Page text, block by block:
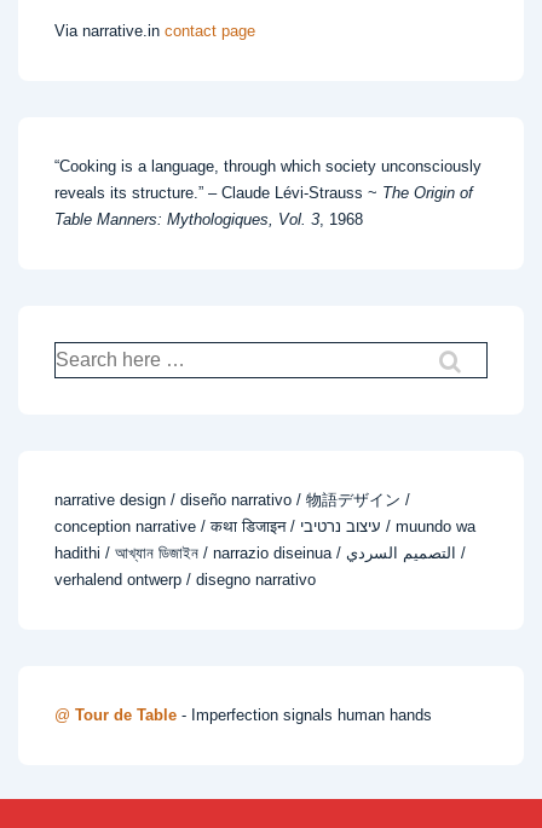
Via narrative.in contact page
“Cooking is a language, through which society unconsciously
reveals its structure.” – Claude Lévi-Strauss ~ The Origin of
Table Manners: Mythologiques, Vol. 3, 1968
Search
for:
narrative design / diseño narrativo / 物語デザイン /
conception narrative / कथा डिजाइन / עיצוב נרטיבי / muundo wa
hadithi / আখ্যান ডিজাইন / narrazio diseinua / التصميم السردي /
verhalend ontwerp / disegno narrativo
@ Tour de Table - Imperfection signals human hands